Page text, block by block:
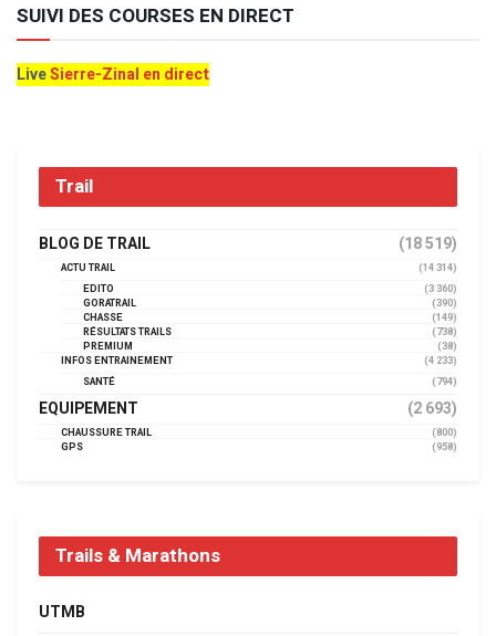
SUIVI DES COURSES EN DIRECT
LiveSierre-Zinal en direct
Trail
BLOG DE TRAIL (18 519)
ACTU TRAIL
(14 314)
EDITO
(3 360)
GORATRAIL
(390)
CHASSE
(149)
RÉSULTATS TRAILS
(738)
PREMIUM
(38)
INFOS ENTRAINEMENT
(4 233)
SANTÉ
(794)
EQUIPEMENT (2 693)
CHAUSSURE TRAIL
(800)
GPS
(958)
Trails & Marathons
UTMB